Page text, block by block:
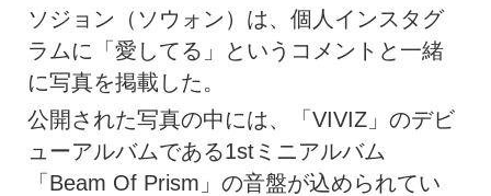
ソジョン（ソウォン）は、個人インスタグ
ラムに「愛してる」というコメントと一緒
に写真を掲載した。
公開された写真の中には、「VIVIZ」のデビ
ューアルバムである1stミニアルバム
「Beam Of Prism」の音盤が込められてい